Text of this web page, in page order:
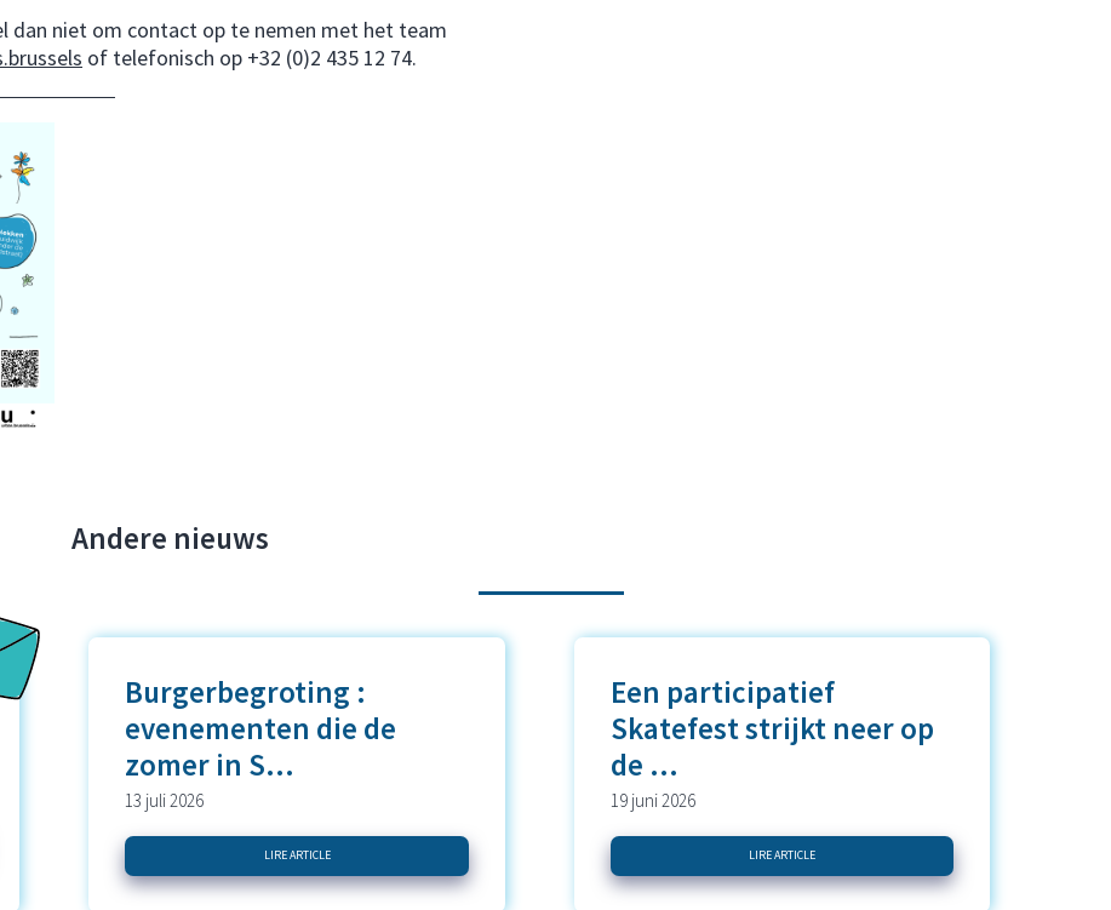
dan niet om contact op te nemen met het team
of telefonisch op +32 (0)2 435 12 74.
Andere nieuws
Burgerbegroting :
evenementen die de
zomer in S...
13 juli 2026
LIRE ARTICLE
Een participatief
Skatefest strijkt neer op
de ...
19 juni 2026
LIRE ARTICLE